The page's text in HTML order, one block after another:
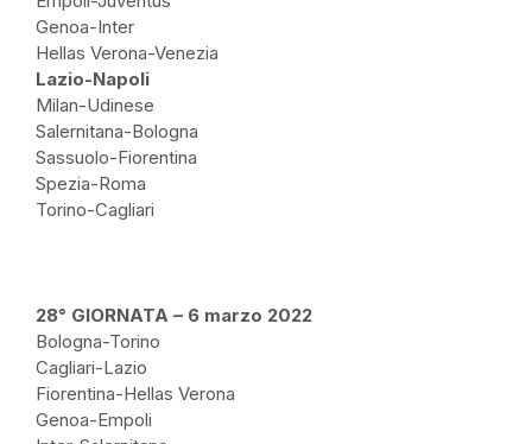
Genoa-Inter
Hellas Verona-Venezia
Lazio-Napoli
Milan-Udinese
Salernitana-Bologna
Sassuolo-Fiorentina
Spezia-Roma
Torino-Cagliari
28° GIORNATA – 6 marzo 2022
Bologna-Torino
Cagliari-Lazio
Fiorentina-Hellas Verona
Genoa-Empoli